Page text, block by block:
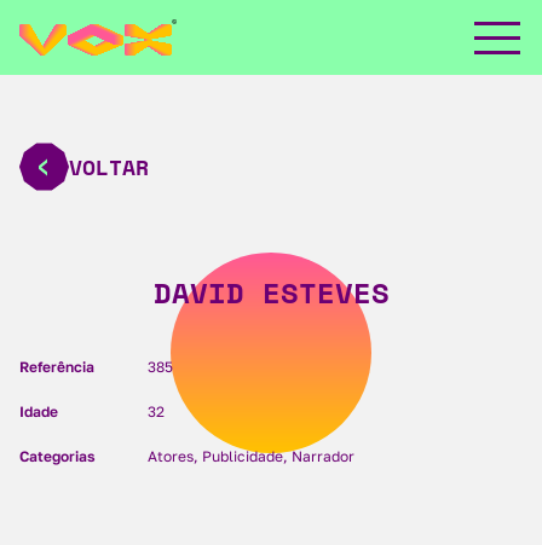
VOLTAR
DAVID ESTEVES
Referência 385
Idade 32
Categorias Atores, Publicidade, Narrador